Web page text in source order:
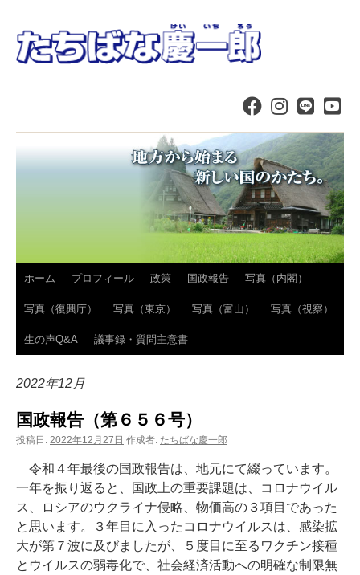
コ
ン
テ
へ
キ
ッ
プ
ホーム プロフィール 政策 国政報告 写真（内閣）
写真（復興庁） 写真（東京） 写真（富山） 写真（視察）
生の声Q&A 議事録・質問主意書
2022年12月
国政報告（第６５６号）
投稿日: 2022年12月27日 作成者: たちばな慶一郎
令和４年最後の国政報告は、地元にて綴っています。
一年を振り返ると、国政上の重要課題は、コロナウイル
ス、ロシアのウクライナ侵略、物価高の３項目であった
と思います。３年目に入ったコロナウイルスは、感染拡
大が第７波に及びましたが、５度目に至るワクチン接種
とウイルスの弱毒化で、社会経済活動への明確な制限無